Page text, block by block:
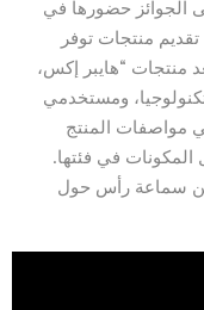
الجوائز حضورها في
منتجات توفر
منتجات “هايبر إكس،
ومستخدمي
مواصفات المنتج
المكونات في فئتها.
إكس قد شحنت أكثر من 5 ملايين سماعة رأس حول